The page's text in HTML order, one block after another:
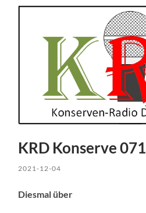
KRD Konserve 071
2021-12-04
Diesmal über